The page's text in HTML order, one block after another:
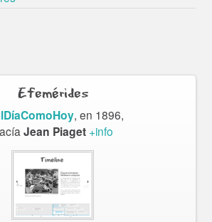
Efemérides
, en 1896,
Jean Piaget +info